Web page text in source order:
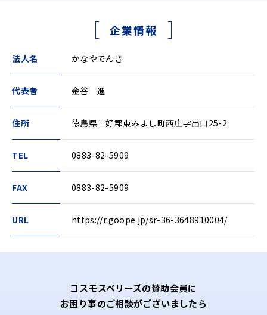
企業情報
法人名 かなやでんき
代表者 金谷 進
住所 徳島県三好郡東みよし町西庄字出口25-2
TEL 0883-82-5909
FAX 0883-82-5909
URL https://r.goope.jp/sr-36-3648910004/
コスモスベリーズの賛助会員に
お困り事のご相談がございましたら